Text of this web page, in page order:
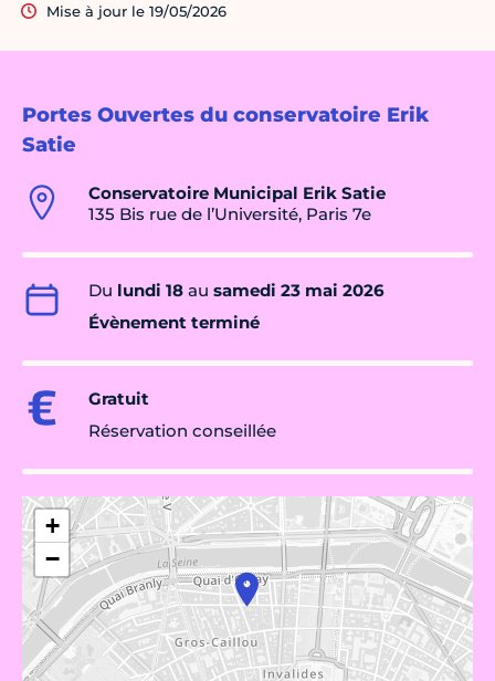
Portes Ouvertes du conservatoire Erik
Satie
Conservatoire Municipal Erik Satie
135 Bis rue de l’Université, Paris 7e
Du lundi 18 au samedi 23 mai 2026
Évènement terminé
Gratuit
Réservation conseillée
+
−
Mise à jour le 19/05/2026